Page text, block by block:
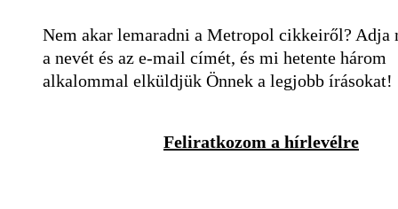
Nem akar lemaradni a Metropol cikkeiről? Adja
a nevét és az e-mail címét, és mi hetente három
alkalommal elküldjük Önnek a legjobb írásokat!
Feliratkozom a hírlevélre